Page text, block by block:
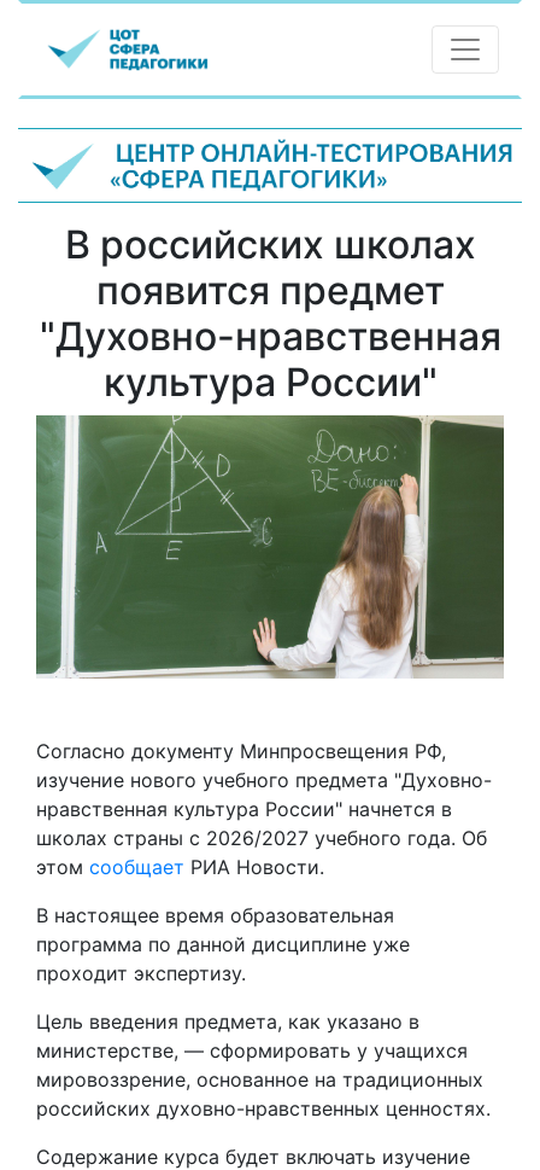
В российских школах
появится предмет
"Духовно-нравственная
культура России"
Согласно документу Минпросвещения РФ,
изучение нового учебного предмета "Духовно-
нравственная культура России" начнется в
школах страны с 2026/2027 учебного года. Об
этом сообщает РИА Новости.
В настоящее время образовательная
программа по данной дисциплине уже
проходит экспертизу.
Цель введения предмета, как указано в
министерстве, — сформировать у учащихся
мировоззрение, основанное на традиционных
российских духовно-нравственных ценностях.
Содержание курса будет включать изучение